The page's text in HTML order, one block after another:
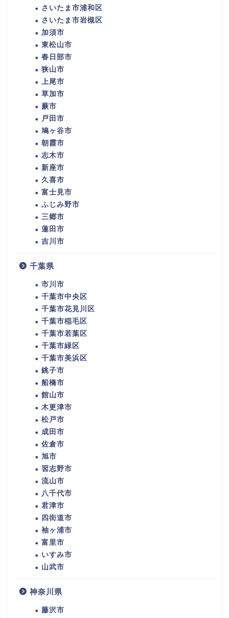
さいたま市浦和区
さいたま市岩槻区
加須市
東松山市
春日部市
狭山市
上尾市
草加市
蕨市
戸田市
鳩ヶ谷市
朝霞市
志木市
新座市
久喜市
富士見市
ふじみ野市
三郷市
蓮田市
吉川市
千葉県
市川市
千葉市中央区
千葉市花見川区
千葉市稲毛区
千葉市若葉区
千葉市緑区
千葉市美浜区
銚子市
船橋市
館山市
木更津市
松戸市
成田市
佐倉市
旭市
習志野市
流山市
八千代市
君津市
四街道市
袖ヶ浦市
富里市
いすみ市
山武市
神奈川県
藤沢市